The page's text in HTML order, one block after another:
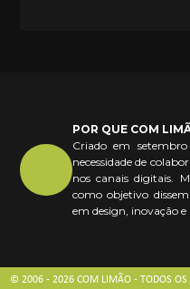
POR QUE COM
Criado em
necessidade de
nos canais digitais.
como objetivo
em design, inovação
© 2006 - 2026 COM LIMÃO - TODOS OS